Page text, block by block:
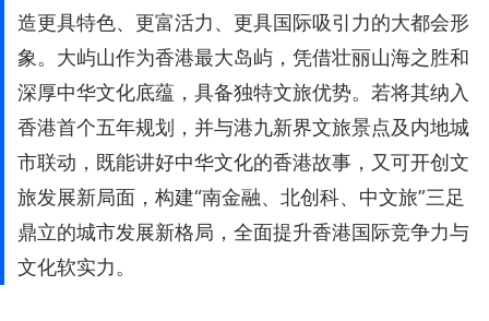
造更具特色、更富活力、更具国际吸引力的大都会形
象。大屿山作为香港最大岛屿，凭借壮丽山海之胜和
深厚中华文化底蕴，具备独特文旅优势。若将其纳入
香港首个五年规划，并与港九新界文旅景点及内地城
市联动，既能讲好中华文化的香港故事，又可开创文
旅发展新局面，构建“南金融、北创科、中文旅”三足
鼎立的城市发展新格局，全面提升香港国际竞争力与
文化软实力。